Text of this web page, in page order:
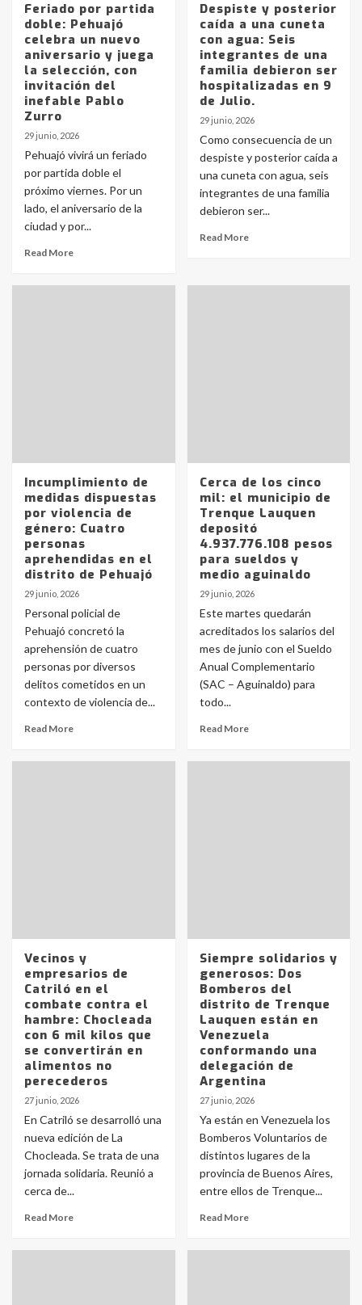
Feriado por partida
doble: Pehuajó
celebra un nuevo
aniversario y juega
la selección, con
invitación del
inefable Pablo
Zurro
29 junio, 2026
Pehuajó vivirá un feriado
por partida doble el
próximo viernes. Por un
lado, el aniversario de la
ciudad y por...
Read More
Despiste y posterior
caída a una cuneta
con agua: Seis
integrantes de una
familia debieron ser
hospitalizadas en 9
de Julio.
29 junio, 2026
Como consecuencia de un
despiste y posterior caída a
una cuneta con agua, seis
integrantes de una familia
debieron ser...
Read More
Incumplimiento de
medidas dispuestas
por violencia de
género: Cuatro
personas
aprehendidas en el
distrito de Pehuajó
29 junio, 2026
Personal policial de
Pehuajó concretó la
aprehensión de cuatro
personas por diversos
delitos cometidos en un
contexto de violencia de...
Read More
Cerca de los cinco
mil: el municipio de
Trenque Lauquen
depositó
4.937.776.108 pesos
para sueldos y
medio aguinaldo
29 junio, 2026
Este martes quedarán
acreditados los salarios del
mes de junio con el Sueldo
Anual Complementario
(SAC – Aguinaldo) para
todo...
Read More
Vecinos y
empresarios de
Catriló en el
combate contra el
hambre: Chocleada
con 6 mil kilos que
se convertirán en
alimentos no
perecederos
27 junio, 2026
En Catriló se desarrolló una
nueva edición de La
Chocleada. Se trata de una
jornada solidaria. Reunió a
cerca de...
Read More
Siempre solidarios y
generosos: Dos
Bomberos del
distrito de Trenque
Lauquen están en
Venezuela
conformando una
delegación de
Argentina
27 junio, 2026
Ya están en Venezuela los
Bomberos Voluntarios de
distintos lugares de la
provincia de Buenos Aires,
entre ellos de Trenque...
Read More